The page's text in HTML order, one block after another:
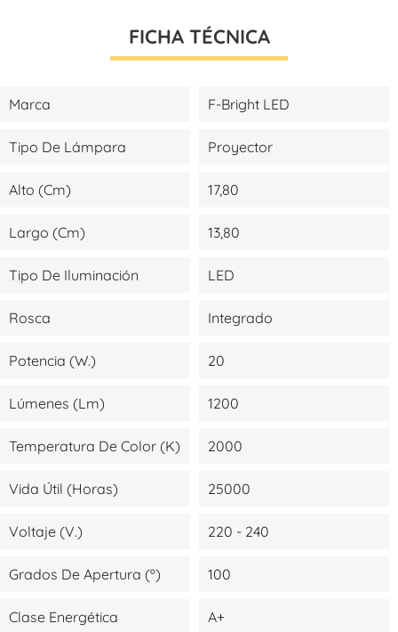
FICHA TÉCNICA
Marca F-Bright LED
Tipo De Lámpara Proyector
Alto (cm) 17,80
Largo (cm) 13,80
Tipo De Iluminación LED
Rosca Integrado
Potencia (W.) 20
Lúmenes (lm) 1200
Temperatura De Color (K) 2000
Vida Útil (Horas) 25000
Voltaje (V.) 220 - 240
Grados De Apertura (º) 100
Clase Energética A+